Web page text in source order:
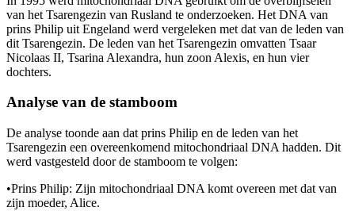
van het Tsarengezin van Rusland te onderzoeken. Het DNA van
prins Philip uit Engeland werd vergeleken met dat van de leden van
dit Tsarengezin. De leden van het Tsarengezin omvatten Tsaar
Nicolaas II, Tsarina Alexandra, hun zoon Alexis, en hun vier
dochters.
Analyse van de stamboom
De analyse toonde aan dat prins Philip en de leden van het
Tsarengezin een overeenkomend mitochondriaal DNA hadden. Dit
werd vastgesteld door de stamboom te volgen:
•Prins Philip: Zijn mitochondriaal DNA komt overeen met dat van
zijn moeder, Alice.